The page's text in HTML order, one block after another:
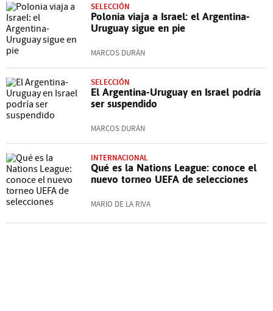
SELECCIÓN
Polonia viaja a Israel: el Argentina-
Uruguay sigue en pie
MARCOS DURÁN
SELECCIÓN
El Argentina-Uruguay en Israel podría
ser suspendido
MARCOS DURÁN
INTERNACIONAL
Qué es la Nations League: conoce el
nuevo torneo UEFA de selecciones
MARIO DE LA RIVA